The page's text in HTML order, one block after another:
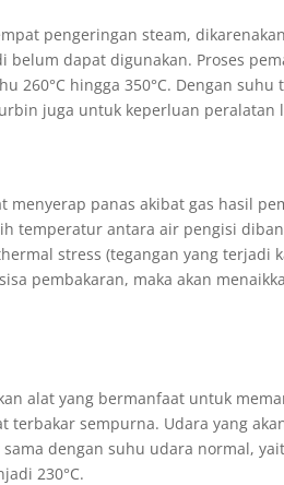
pengeringan steam,
belum dapat digunakan. Proses
260°C hingga 350°C. Dengan
juga untuk keperluan peralatan
menyerap panas akibat gas hasil
temperatur antara air pengisi
stress (tegangan yang terjadi
pembakaran, maka akan
alat yang bermanfaat untuk
terbakar sempurna. Udara yang
dengan suhu udara normal,
230°C.